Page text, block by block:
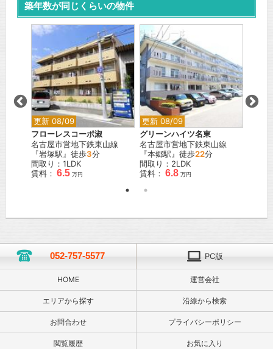
築年数が同じくらいの物件
更新 08/09
フローレスコーポ淑
名古屋市営地下鉄東山線
『岩塚駅』徒歩3分
間取り：1LDK
賃料： 6.5 万円
更新 08/09
グリーンハイツ名東
名古屋市営地下鉄東山線
『本郷駅』徒歩22分
間取り：2LDK
賃料： 6.8 万円
更新
052-757-5577 PC版
HOME 運営会社
エリアから探す 沿線から検索
お問合わせ プライバシーポリシー
閲覧履歴 お気に入り